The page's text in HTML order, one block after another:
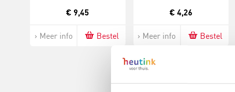
€ 9,45
Meer info Bestel
€ 4,26
Meer info Bestel